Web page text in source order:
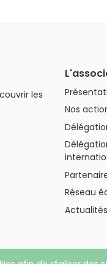
les
Nos
Réseau
Actualités